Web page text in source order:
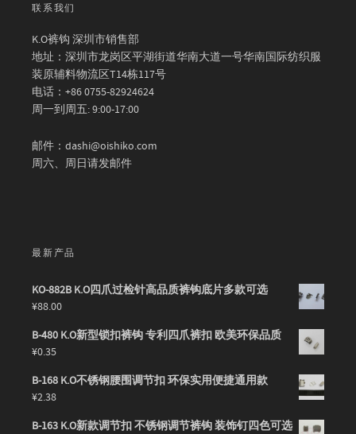
联系我们
K.O裤钩 深圳市销售部
地址：深圳市龙岗区平湖街道华南大道一号华南国际纺织服
装原辅料物流区T14栋117号
电话：+86 0755-82924624
周一到周五: 9:00-17:00
邮件：dashi@oishiko.com
周六、周日请发邮件
最新产品
KO-882B K.O四爪过检针高品质裤钩底片多款可选
¥88.00
B-480 K.O新型锁扣裤钩 专利四爪裤扣 欧美环保品质
¥0.35
B-168 K.O不锈钢腰围调节扣 环保实用便捷通用款
¥2.38
B-163 K.O新款调节扣 不锈钢调节裤钩 装饰钉四色可选